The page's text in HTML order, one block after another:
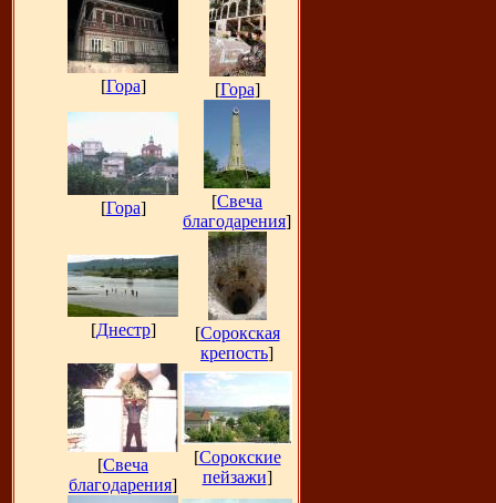
[Гора] [Гора]
[Гора] [Свеча
благодарения]
[Днестр] [Сорокская
крепость]
[Свеча
благодарения]
[Сорокские
пейзажи]